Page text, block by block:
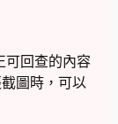
可回查的內容
圖時，可以